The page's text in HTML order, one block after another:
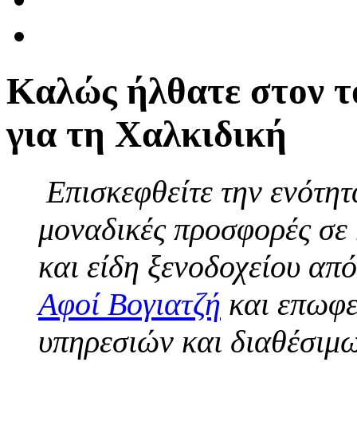
Καλώς ήλθατε στον
για τη Χαλκιδική
Επισκεφθείτε την
μοναδικές προσφορές
και είδη ξενοδοχείου
Αφοί Βογιατζή και
υπηρεσιών και